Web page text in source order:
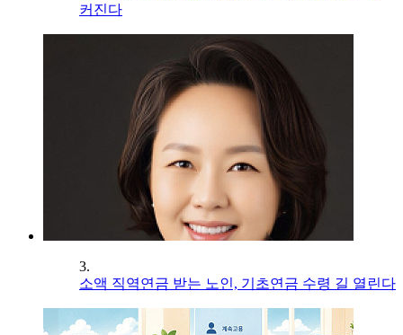
커진다
3.
소액 직역연금 받는 노인, 기초연금 수령 길 열린다